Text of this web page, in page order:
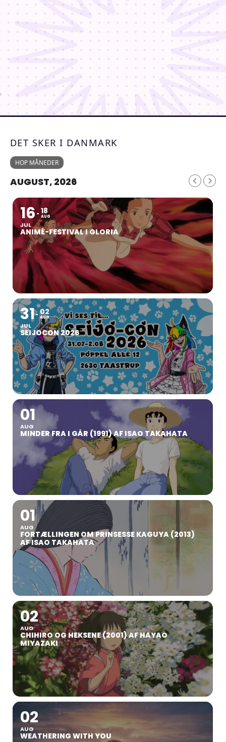
DET SKER I DANMARK
HOP MÅNEDER
AUGUST, 2026
16
JUL
18
AUG
ANIMÉ-FESTIVAL I GLORIA
31
JUL
02
AUG
SEIJOCON 2026
01
AUG
MINDER FRA I GÅR (1991) AF ISAO TAKAHATA
01
AUG
FORTÆLLINGEN OM PRINSESSE KAGUYA (2013)
AF ISAO TAKAHATA
02
AUG
CHIHIRO OG HEKSENE (2001) AF HAYAO
MIYAZAKI
02
AUG
WEATHERING WITH YOU